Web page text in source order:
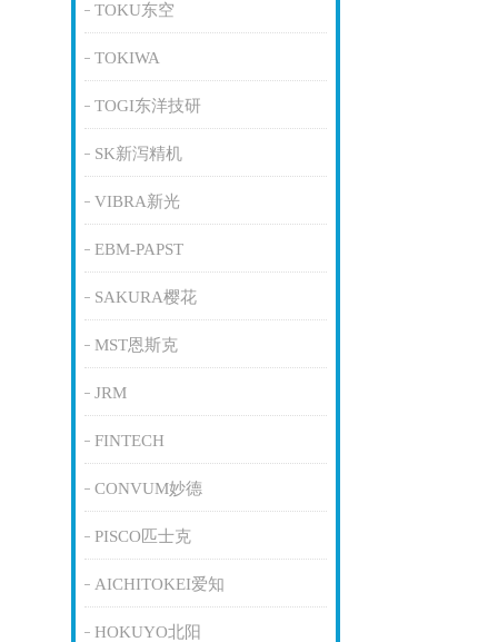
TOKU东空
TOKIWA
TOGI东洋技研
SK新泻精机
VIBRA新光
EBM-PAPST
SAKURA樱花
MST恩斯克
JRM
FINTECH
CONVUM妙德
PISCO匹士克
AICHITOKEI爱知
HOKUYO北阳